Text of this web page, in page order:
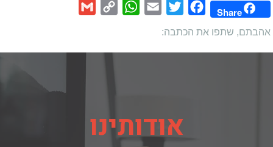
Share
Facebook
Twitter
Email
WhatsApp
Copy
אהבתם, שתפו את הכתבה:
אודותינו